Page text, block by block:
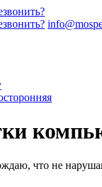
что не